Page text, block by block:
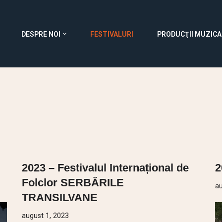
DESPRE NOI FESTIVALURI PRODUCŢII
2023 – Festivalul Internațional de
Folclor SERBĂRILE
TRANSILVANE
august 1, 2023